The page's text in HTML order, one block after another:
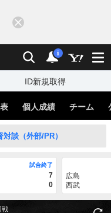
検索 通知
i
ID新規取得
個人成績 チーム
談（外部/PR）
試合終了
7
0
広島
西武
戦